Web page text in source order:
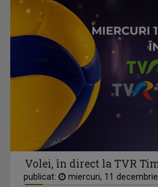
Volei, în direct la TVR
publicat: miercuri, 11